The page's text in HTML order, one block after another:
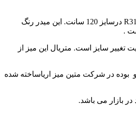
میز تلویزیون چوبی مدل R31 درسایز 120 سانت. این میدر رنگ
.
تغییر سایز است. متریال این میز از
و بوده در شرکت متین میز اریاساخته شده
در بازار می باشد.